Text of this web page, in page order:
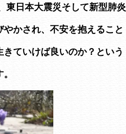
東日本大震災そして新型肺炎
かされ、不安を抱えること
ていけば良いのか？という